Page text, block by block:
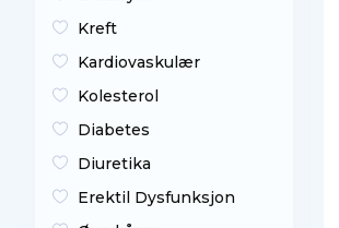
Kreft
Kardiovaskulær
Kolesterol
Diabetes
Diuretika
Erektil Dysfunksjon